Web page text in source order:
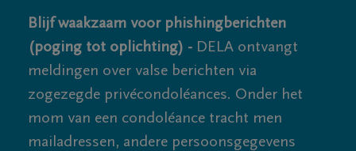
Blijf waakzaam voor phishingberichten
(poging tot oplichting) - DELA ontvangt
meldingen over valse berichten via
zogezegde privécondoléances. Onder het
mom van een condoléance tracht men
mailadressen, andere persoonsgegevens